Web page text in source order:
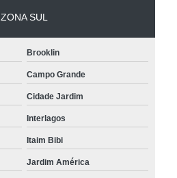
ZONA SUL
Brooklin
Campo Grande
Cidade Jardim
Interlagos
Itaim Bibi
Jardim América